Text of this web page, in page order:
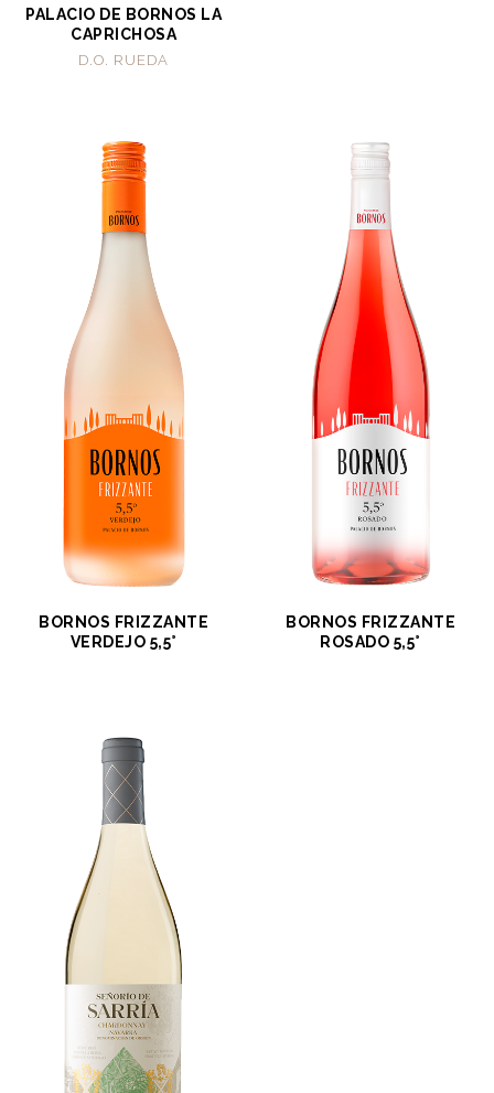
PALACIO DE BORNOS LA
CAPRICHOSA
D.O. RUEDA
BORNOS FRIZZANTE
VERDEJO 5,5°
BORNOS FRIZZANTE
ROSADO 5,5°